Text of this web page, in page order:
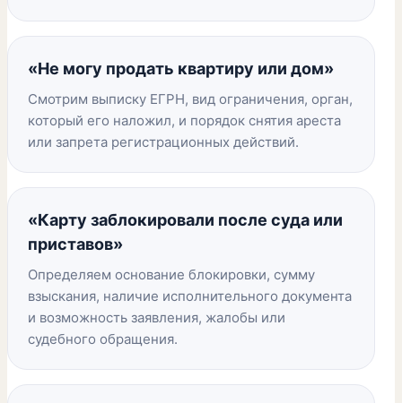
«Не могу продать квартиру или дом»
Смотрим выписку ЕГРН, вид ограничения, орган,
который его наложил, и порядок снятия ареста
или запрета регистрационных действий.
«Карту заблокировали после суда или
приставов»
Определяем основание блокировки, сумму
взыскания, наличие исполнительного документа
и возможность заявления, жалобы или
судебного обращения.